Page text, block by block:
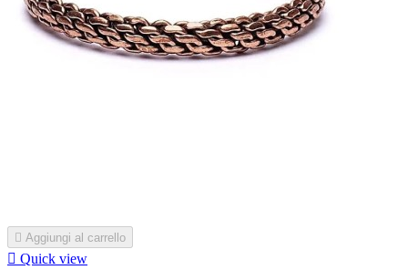
 Aggiungi al carrello
 Quick view